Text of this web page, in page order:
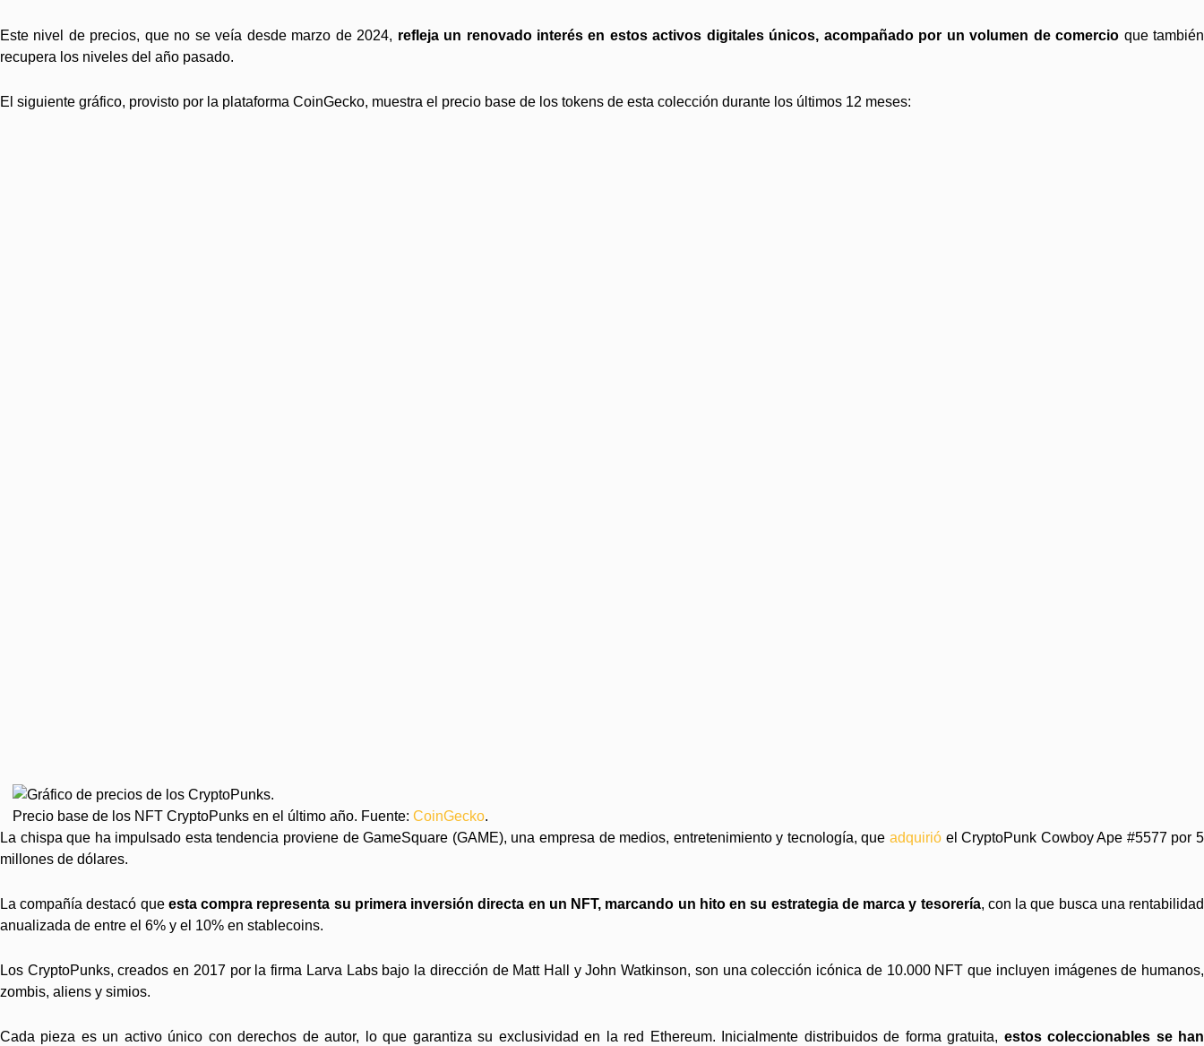
Este nivel de precios, que no se veía desde marzo de 2024, refleja un renovado interés en estos activos digitales únicos, acompañado por un volumen de comercio que también
recupera los niveles del año pasado.
El siguiente gráfico, provisto por la plataforma CoinGecko, muestra el precio base de los tokens de esta colección durante los últimos 12 meses:
Precio base de los NFT CryptoPunks en el último año. Fuente: CoinGecko.
La chispa que ha impulsado esta tendencia proviene de GameSquare (GAME), una empresa de medios, entretenimiento y tecnología, que adquirió el CryptoPunk Cowboy Ape #5577 por 5
millones de dólares.
La compañía destacó que esta compra representa su primera inversión directa en un NFT, marcando un hito en su estrategia de marca y tesorería, con la que busca una rentabilidad
anualizada de entre el 6% y el 10% en stablecoins.
Los CryptoPunks, creados en 2017 por la firma Larva Labs bajo la dirección de Matt Hall y John Watkinson, son una colección icónica de 10.000 NFT que incluyen imágenes de humanos,
zombis, aliens y simios.
Cada pieza es un activo único con derechos de autor, lo que garantiza su exclusividad en la red Ethereum. Inicialmente distribuidos de forma gratuita, estos coleccionables se han